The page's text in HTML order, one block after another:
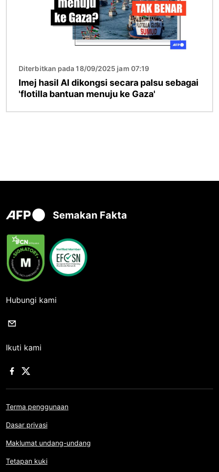
Diterbitkan pada 18/09/2025 jam 07:19
Imej hasil AI dikongsi secara palsu sebagai
'flotilla bantuan menuju ke Gaza'
Semakan Fakta
Hubungi kami
Ikuti kami
Terma penggunaan
Dasar privasi
Maklumat undang-undang
Tetapan kuki